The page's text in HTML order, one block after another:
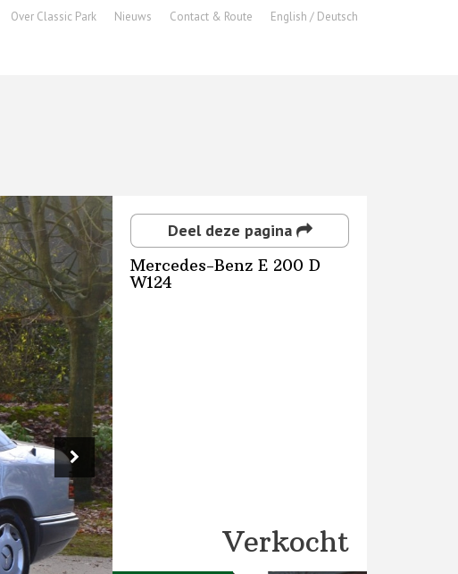
Over Classic Park Nieuws Contact & Route English / Deutsch
Deel deze pagina
Mercedes-Benz E 200 D
W124
Verkocht